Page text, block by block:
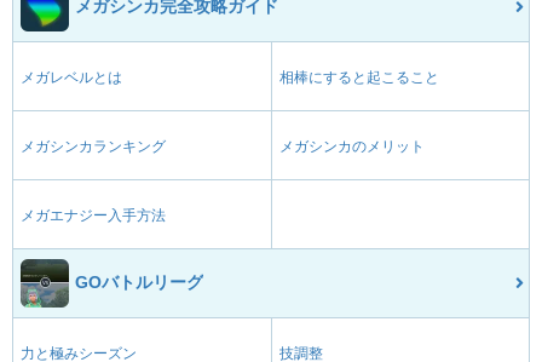
メガシンカ完全攻略ガイド
メガレベルとは 相棒にすると起こること
メガシンカランキング メガシンカのメリット
メガエナジー入手方法
GOバトルリーグ
力と極みシーズン 技調整